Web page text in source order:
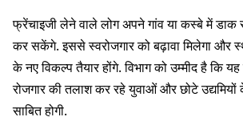
फ्रेंचाइजी लेने वाले लोग अपने गांव या कस्बे में
कर सकेंगे. इससे स्वरोजगार को बढ़ावा मिलेगा और
के नए विकल्प तैयार होंगे. विभाग को उम्मीद है कि
रोजगार की तलाश कर रहे युवाओं और छोटे उद्यमियों
साबित होगी.